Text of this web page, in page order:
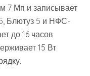
7 Мп и записывает
5, Блютуз 5 и НФС-
до 16 часов
15 Вт